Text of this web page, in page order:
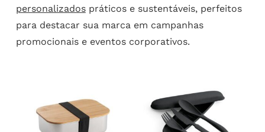
personalizadospráticos e sustentáveis, perfeitos
para destacar sua marca em campanhas
promocionais e eventos corporativos.